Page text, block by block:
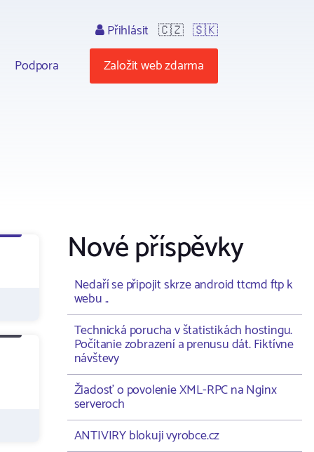
Podpora
Přihlásit 🇨🇿 🇸🇰
Založit web zdarma
Nové příspěvky
Nedaří se připojit skrze android ttcmd ftp k
webu ..
Technická porucha v štatistikách hostingu.
Počítanie zobrazení a prenusu dát. Fiktívne
návštevy
Žiadosť o povolenie XML-RPC na Nginx
serveroch
ANTIVIRY blokuji vyrobce.cz